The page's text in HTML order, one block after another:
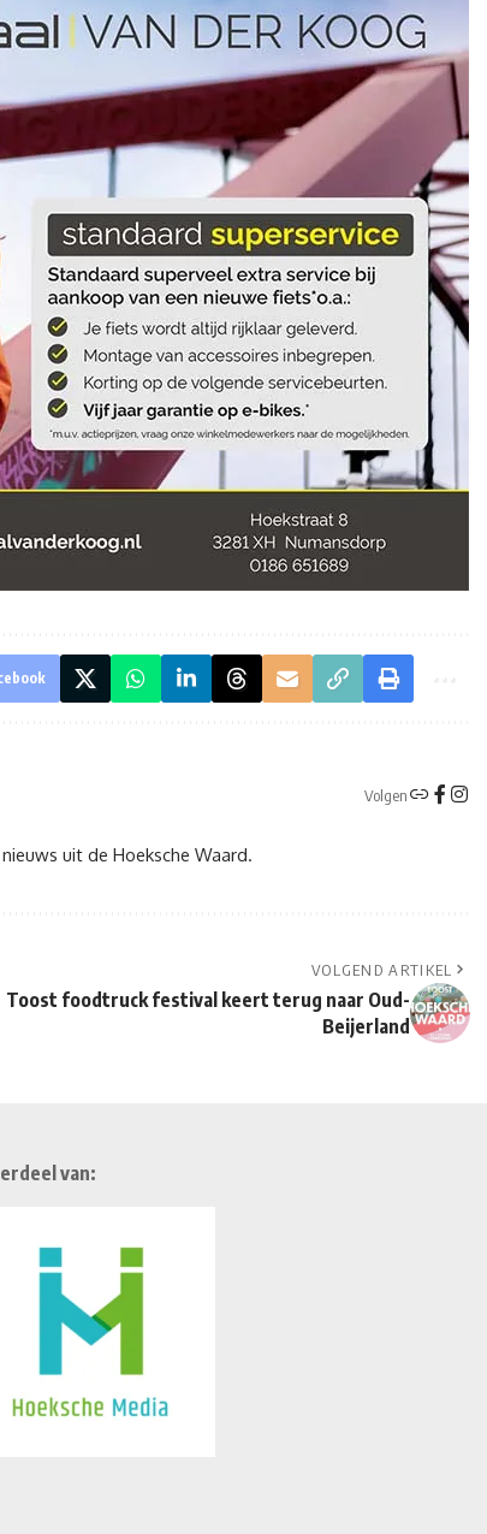
Volgen
uit de Hoeksche Waard.
VOLGEND ARTIKEL
Toost foodtruck festival keert terug naar Oud-
Beijerland
van: